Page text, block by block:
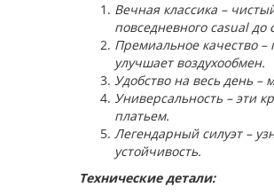
Вечная классика –
повседневного casual до
Премиальное качество –
улучшает воздухообмен.
Удобство на весь день –
Универсальность – эти
платьем.
Легендарный силуэт –
устойчивость.
Технические детали: